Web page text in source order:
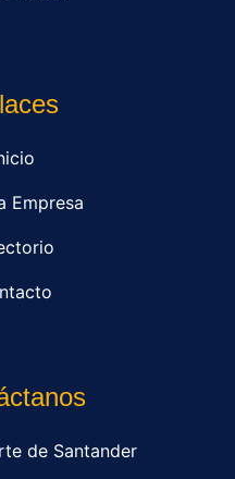
Empresa
de Santander